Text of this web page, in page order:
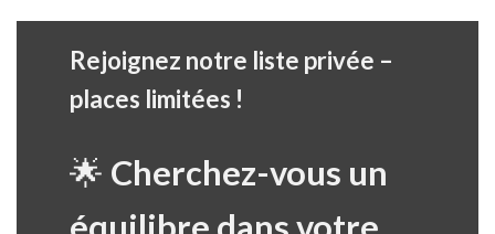
Rejoignez notre liste privée –
places limitées !
🌟 Cherchez-vous un